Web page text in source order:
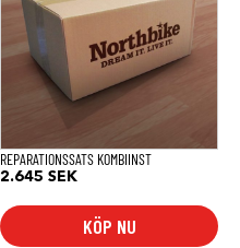
REPARATIONSSATS KOMBIINST
2.645 SEK
KÖP NU